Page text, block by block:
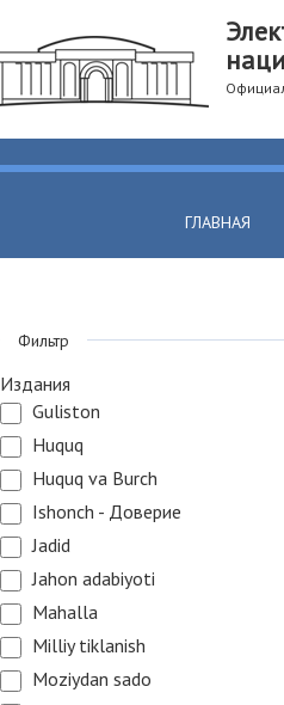
ГЛАВНАЯ
Фильтр
Издания
Guliston
Huquq
Huquq va Burch
Ishonch - Доверие
Jadid
Jahon adabiyoti
Mahalla
Milliy tiklanish
Moziydan sado